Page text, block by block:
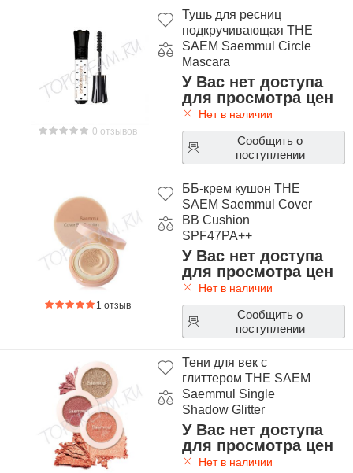
0 отзывов
Тушь для ресниц
подкручивающая THE
SAEM Saemmul Circle
Mascara
У Вас нет доступа
для просмотра цен
Нет в наличии
Сообщить о
поступлении
1 отзыв
ББ-крем кушон THE
SAEM Saemmul Cover
BB Cushion
SPF47PA++
У Вас нет доступа
для просмотра цен
Нет в наличии
Сообщить о
поступлении
Тени для век с
глиттером THE SAEM
Saemmul Single
Shadow Glitter
У Вас нет доступа
для просмотра цен
Нет в наличии